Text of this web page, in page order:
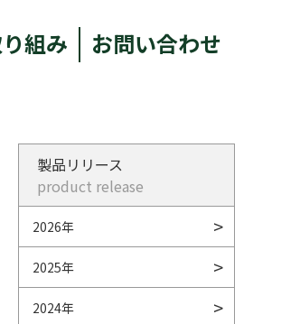
組み お問い合わせ
製品リリース
product release
2026年
2025年
2024年